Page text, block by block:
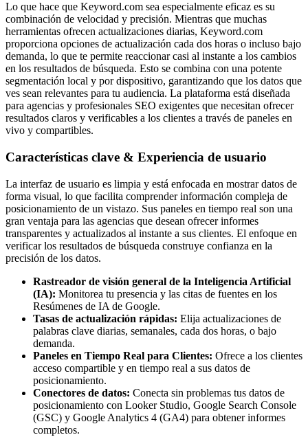
Lo que hace que Keyword.com sea especialmente eficaz es su
combinación de velocidad y precisión. Mientras que muchas
herramientas ofrecen actualizaciones diarias, Keyword.com
proporciona opciones de actualización cada dos horas o incluso bajo
demanda, lo que te permite reaccionar casi al instante a los cambios
en los resultados de búsqueda. Esto se combina con una potente
segmentación local y por dispositivo, garantizando que los datos que
ves sean relevantes para tu audiencia. La plataforma está diseñada
para agencias y profesionales SEO exigentes que necesitan ofrecer
resultados claros y verificables a los clientes a través de paneles en
vivo y compartibles.
Características clave & Experiencia de usuario
La interfaz de usuario es limpia y está enfocada en mostrar datos de
forma visual, lo que facilita comprender información compleja de
posicionamiento de un vistazo. Sus paneles en tiempo real son una
gran ventaja para las agencias que desean ofrecer informes
transparentes y actualizados al instante a sus clientes. El enfoque en
verificar los resultados de búsqueda construye confianza en la
precisión de los datos.
Rastreador de visión general de la Inteligencia Artificial
(IA): Monitorea tu presencia y las citas de fuentes en los
Resúmenes de IA de Google.
Tasas de actualización rápidas: Elija actualizaciones de
palabras clave diarias, semanales, cada dos horas, o bajo
demanda.
Paneles en Tiempo Real para Clientes: Ofrece a los clientes
acceso compartible y en tiempo real a sus datos de
posicionamiento.
Conectores de datos: Conecta sin problemas tus datos de
posicionamiento con Looker Studio, Google Search Console
(GSC) y Google Analytics 4 (GA4) para obtener informes
completos.